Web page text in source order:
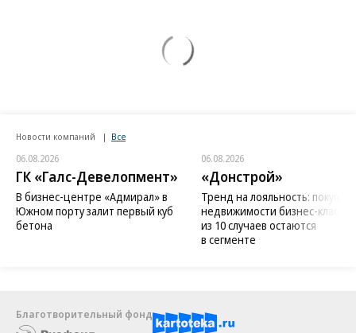
Новости компаний Все
06.08.2026
ГК «Галс-Девелопмент»
В бизнес-центре «Адмирал» в
Южном порту залит первый куб
бетона
06.08.2026
«Донстрой»
Тренд на лояльность:
недвижимости бизнес-класса
из 10 случаев остаются
в сегменте
Благотворительный фонд